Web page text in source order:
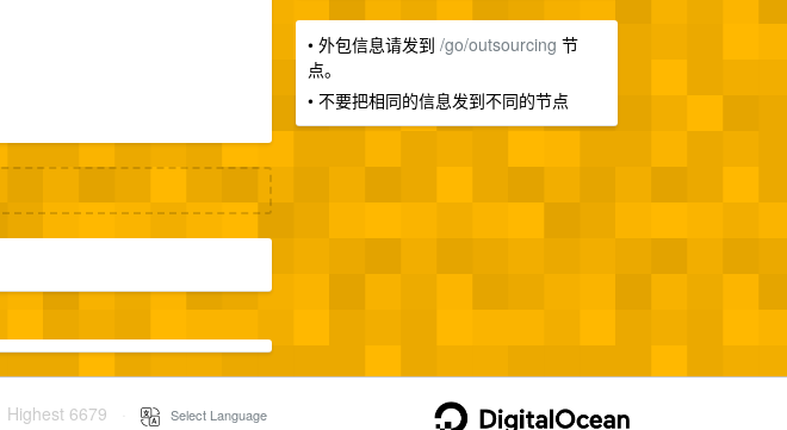
• 外包信息请发到 /go/outsourcing 节
点。
• 不要把相同的信息发到不同的节点
Highest 6679 Select Language